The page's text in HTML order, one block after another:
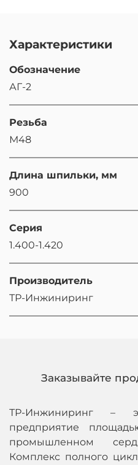
Характеристики
Обозначение
АГ-2
Резьба
М48
Длина шпильки, мм
900
Серия
1.400-1.420
Производитель
ТР-Инжиниринг
Заказывайте
ТР-Инжиниринг –
предприятие
промышленном
Комплекс полного